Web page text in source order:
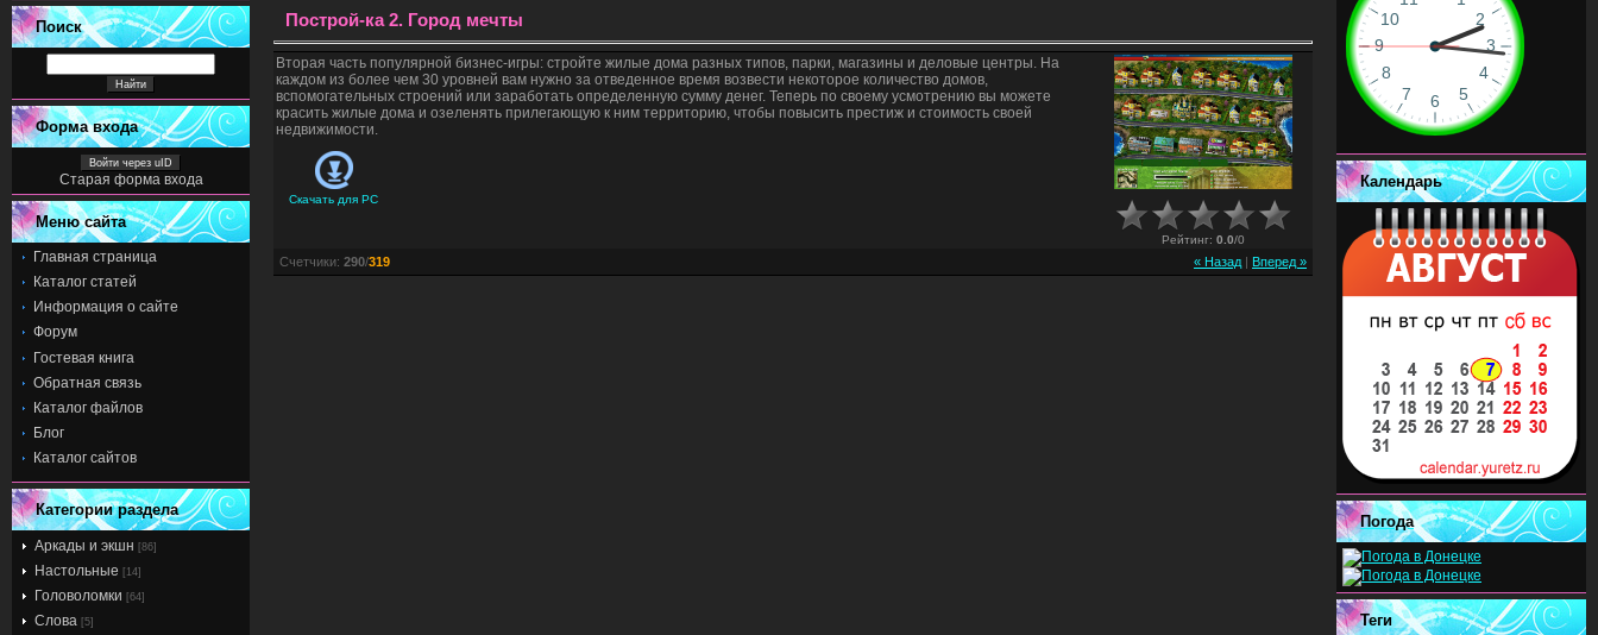
Поиск
Форма входа
Войти через uID
Старая форма входа
Меню сайта
Главная страница
Каталог статей
Информация о сайте
Форум
Гостевая книга
Обратная связь
Каталог файлов
Блог
Каталог сайтов
Категории раздела
Аркады и экшн [86]
Настольные [14]
Головоломки [64]
Слова [5]
Построй-ка 2. Город мечты
Вторая часть популярной бизнес-игры: стройте жилые дома разных типов, парки, магазины и деловые центры. На
каждом из более чем 30 уровней вам нужно за отведенное время возвести некоторое количество домов,
вспомогательных строений или заработать определенную сумму денег. Теперь по своему усмотрению вы можете
красить жилые дома и озеленять прилегающую к ним территорию, чтобы повысить престиж и стоимость своей
недвижимости.
Скачать для PC
Рейтинг: 0.0/0
« Назад| Вперед »
Счетчики: 290/319
Календарь
Погода
Теги